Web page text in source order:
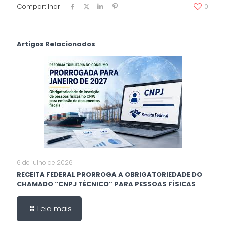
Compartilhar 0
Artigos Relacionados
6 de julho de 2026
RECEITA FEDERAL PRORROGA A OBRIGATORIEDADE DO
CHAMADO “CNPJ TÉCNICO” PARA PESSOAS FÍSICAS
Leia mais